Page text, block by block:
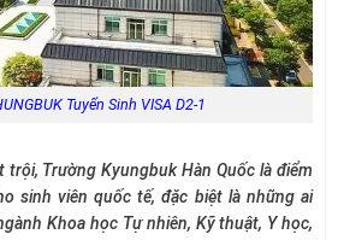
Tuyển Sinh VISA D2-1
Trường Kyungbuk Hàn Quốc là điểm
sinh viên quốc tế, đặc biệt là những ai
Khoa học Tự nhiên, Kỹ thuật, Y học,